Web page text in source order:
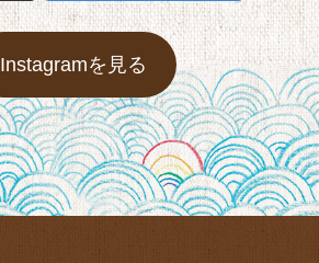
Instagramを見る